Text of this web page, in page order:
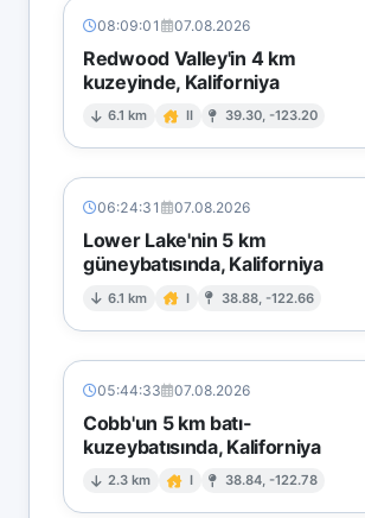
08:09:01 07.08.2026
Redwood Valley'in 4 km
kuzeyinde, Kaliforniya
6.1 km II 39.30, -123.20
06:24:31 07.08.2026
Lower Lake'nin 5 km
güneybatısında, Kaliforniya
6.1 km I 38.88, -122.66
05:44:33 07.08.2026
Cobb'un 5 km batı-
kuzeybatısında, Kaliforniya
2.3 km I 38.84, -122.78